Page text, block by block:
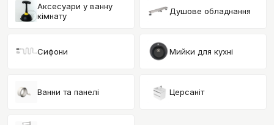
Аксесуари у ванну
кімнату
Душове обладнання
Сифони Мийки для кухні
Ванни та панелі Церсаніт